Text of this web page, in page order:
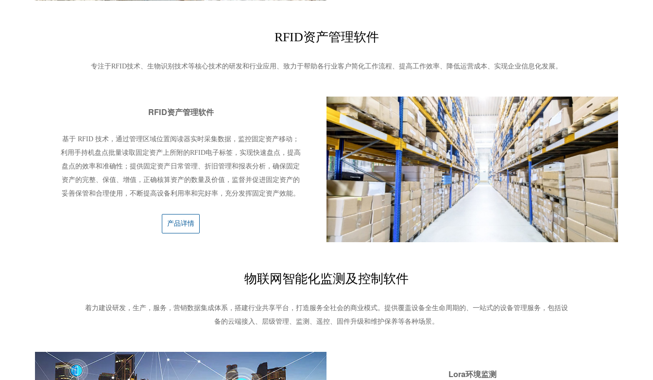
RFID资产管理软件
专注于RFID技术、生物识别技术等核心技术的研发和行业应用、致力于帮助各行业客户简化工作流程、提高工作效率、降低运营成本、实现企业信息化发展。
RFID资产管理软件
基于 RFID 技术，通过管理区域位置阅读器实时采集数据，监控固定资产移动；
利用手持机盘点批量读取固定资产上所附的RFID电子标签，实现快速盘点，提高
盘点的效率和准确性；提供固定资产日常管理、折旧管理和报表分析，确保固定
资产的完整、保值、增值，正确核算资产的数量及价值，监督并促进固定资产的
妥善保管和合理使用，不断提高设备利用率和完好率，充分发挥固定资产效能。
产品详情
物联网智能化监测及控制软件
着力建设研发，生产，服务，营销数据集成体系，搭建行业共享平台，打造服务全社会的商业模式。提供覆盖设备全生命周期的、一站式的设备管理服务，包括设
备的云端接入、层级管理、监测、遥控、固件升级和维护保养等各种场景。
Lora环境监测